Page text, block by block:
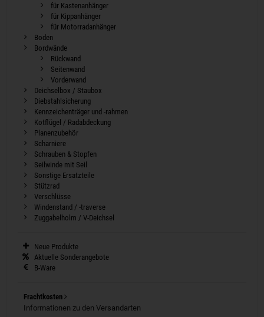
für Kastenanhänger
für Kippanhänger
für Motorradanhänger
Boden
Bordwände
Rückwand
Seitenwand
Vorderwand
Deichselbox / Staubox
Diebstahlsicherung
Kennzeichenträger und -rahmen
Kotflügel / Radabdeckung
Planenzubehör
Scharniere
Schrauben & Stopfen
Seilwinde mit Seil
Sonstige Ersatzteile
Stützrad
Verschlüsse
Windenstand / -traverse
Zuggabelholm / V-Deichsel
Neue Produkte
Aktuelle Sonderangebote
B-Ware
Frachtkosten
Informationen zu den Versandarten